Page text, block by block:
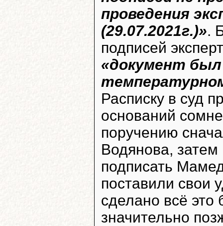
проведения
(29.07.2021г.)».
подписей
«документ
Расписку в суд
оснований
поручению
Водянова, затем
подписать
поставили свои
сделано всё это
значительно